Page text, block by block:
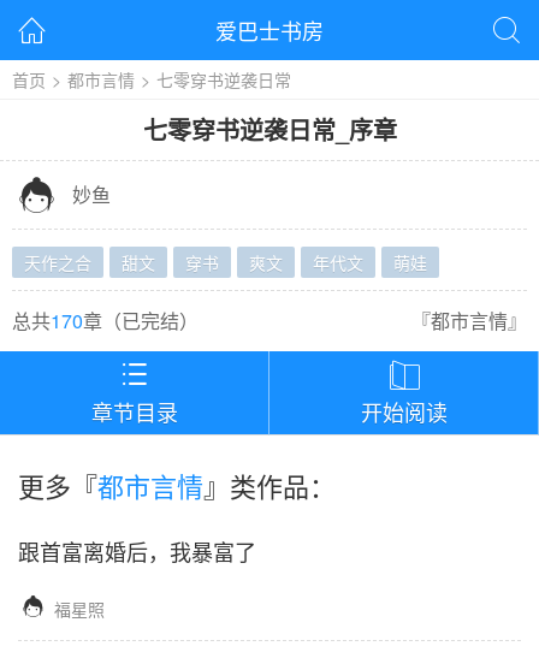
 爱巴士书房 
首页 > 都市言情 > 七零穿书逆袭日常
七零穿书逆袭日常_ 序章
 妙鱼
天作之合 甜文 穿书 爽文 年代文 萌娃
总共170章（已完结） 『都市言情』

章节目录

开始阅读
更多『都市言情』类作品：
跟首富离婚后，我暴富了
 福星照